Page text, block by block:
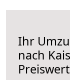
Ihr
nach
Preiswert